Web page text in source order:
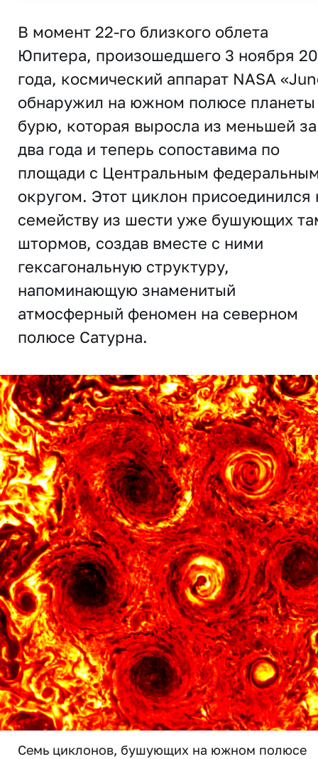
В момент 22-го близкого облета
Юпитера, произошедшего 3 ноября
года, космический аппарат NASA
обнаружил на южном полюсе планеты
бурю, которая выросла из меньшей за
два года и теперь сопоставима по
площади с Центральным
округом. Этот циклон присоединился
семейству из шести уже бушующих
штормов, создав вместе с ними
гексагональную структуру,
напоминающую знаменитый
атмосферный феномен на северном
полюсе Сатурна.
Семь циклонов, бушующих на южном полюсе